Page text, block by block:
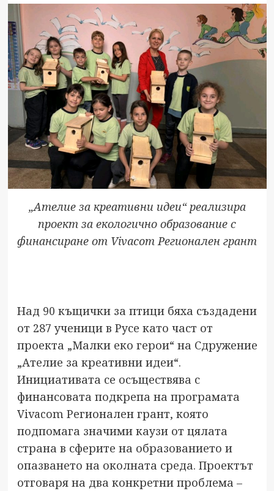
„Ателие за креативни идеи“ реализира
проект за екологично образование с
финансиране от Vivacom Регионален грант
Над 90 къщички за птици бяха създадени
от 287 ученици в Русе като част от
проекта „Малки еко герои“ на Сдружение
„Ателие за креативни идеи“.
Инициативата се осъществява с
финансовата подкрепа на програмата
Vivacom Регионален грант, която
подпомага значими каузи от цялата
страна в сферите на образованието и
опазването на околната среда. Проектът
отговаря на два конкретни проблема –